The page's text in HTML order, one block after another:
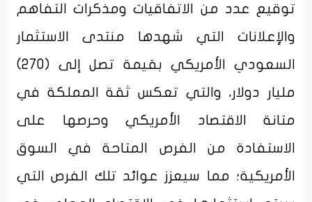
توقيع عدد من الاتفاقيات ومذكرات التفاهم
والإعلانات التي شهدها منتدى الاستثمار
السعودي الأمريكي بقيمة تصل إلى (270)
مليار دولار، والتي تعكس ثقة المملكة في
متانة الاقتصاد الأمريكي وحرصها على
الاستفادة من الفرص المتاحة في السوق
الأمريكية؛ مما سيعزز عوائد تلك الفرص التي